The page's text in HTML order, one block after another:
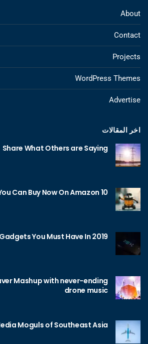
About
Contact
Projects
WordPress Themes
Advertise
اخر المقالات
Share What Others are Saying
10 Amazing Gadgets You Can Buy Now On Amazon
You Must Have In 2019
Mashup with never-ending
drone music
Moguls of Southeast Asia